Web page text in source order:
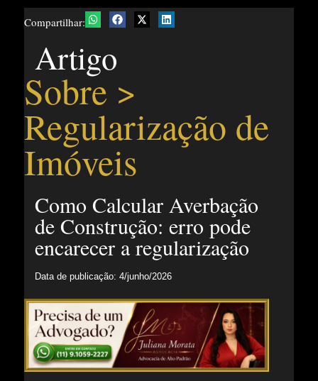
Compartilhar:
Artigo
Sobre >
Regularização de
Imóveis
Como Calcular Averbação
de Construção: erro pode
encarecer a regularização
Data de publicação: 4/junho/2026